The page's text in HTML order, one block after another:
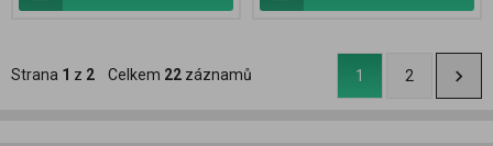
Strana 1 z 2 Celkem 22 záznamů 1 2